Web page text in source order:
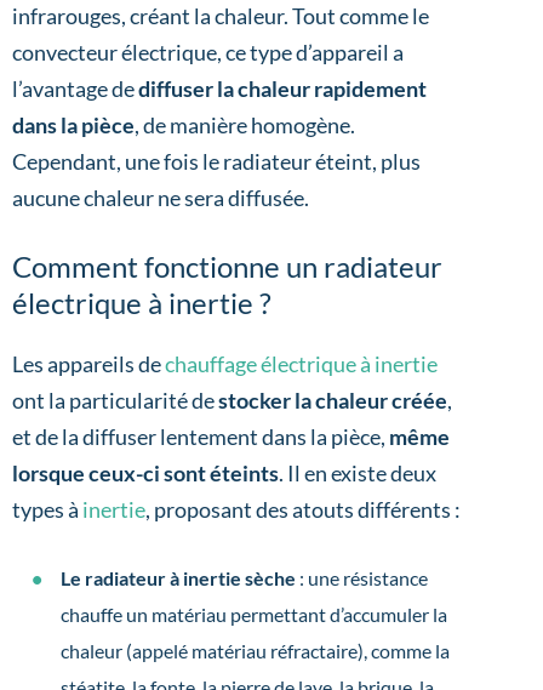
infrarouges, créant la chaleur. Tout comme le
convecteur électrique, ce type d’appareil a
l’avantage dediffuser la chaleur rapidement
dans la pièce, de manière homogène.
Cependant, une fois le radiateur éteint, plus
aucune chaleur ne sera diffusée.
Comment fonctionne un radiateur
électrique à inertie ?
Les appareils dechauffage électrique à inertie
ont la particularité destocker la chaleur créée,
et de la diffuser lentement dans la pièce, même
lorsque ceux-ci sont éteints. Il en existe deux
types à inertie, proposant des atouts différents :
Le radiateur à inertie sèche : une résistance
chauffe un matériau permettant d’accumuler la
chaleur (appelé matériau réfractaire), comme la